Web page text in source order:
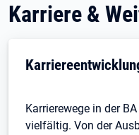
Karriere &
Karrierewege in der
vielfältig. Von der